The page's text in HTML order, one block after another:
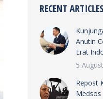
RECENT ARTICLES
Anutin
Erat
5
Repost
Medsos